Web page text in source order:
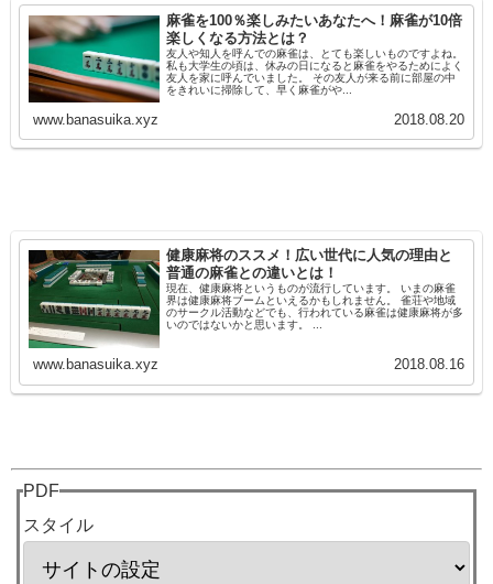
麻雀を100％楽しみたいあなたへ！麻雀が10倍
楽しくなる方法とは？
友人や知人を呼んでの麻雀は、とても楽しいものですよね。
私も大学生の頃は、休みの日になると麻雀をやるためによく
友人を家に呼んでいました。 その友人が来る前に部屋の中
をきれいに掃除して、早く麻雀がや...
www.banasuika.xyz 2018.08.20
健康麻将のススメ！広い世代に人気の理由と
普通の麻雀との違いとは！
現在、健康麻将というものが流行しています。 いまの麻雀
界は健康麻将ブームといえるかもしれません。 雀荘や地域
のサークル活動などでも、行われている麻雀は健康麻将が多
いのではないかと思います。 ...
www.banasuika.xyz 2018.08.16
PDF
スタイル